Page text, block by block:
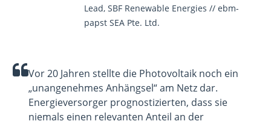
Lead, SBF Renewable Energies // ebm-
papst SEA Pte. Ltd.
Vor 20 Jahren stellte die Photovoltaik noch ein
„unangenehmes Anhängsel“ am Netz dar.
Energieversorger prognostizierten, dass sie
niemals einen relevanten Anteil an der